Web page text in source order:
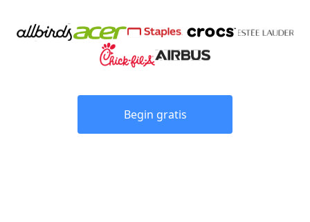
Begin gratis